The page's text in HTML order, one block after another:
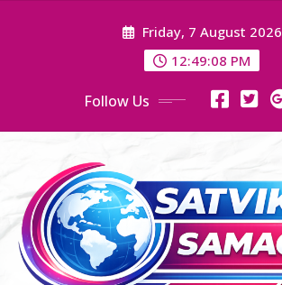
Friday, 7 August 2026
12:49:09 PM
Follow Us